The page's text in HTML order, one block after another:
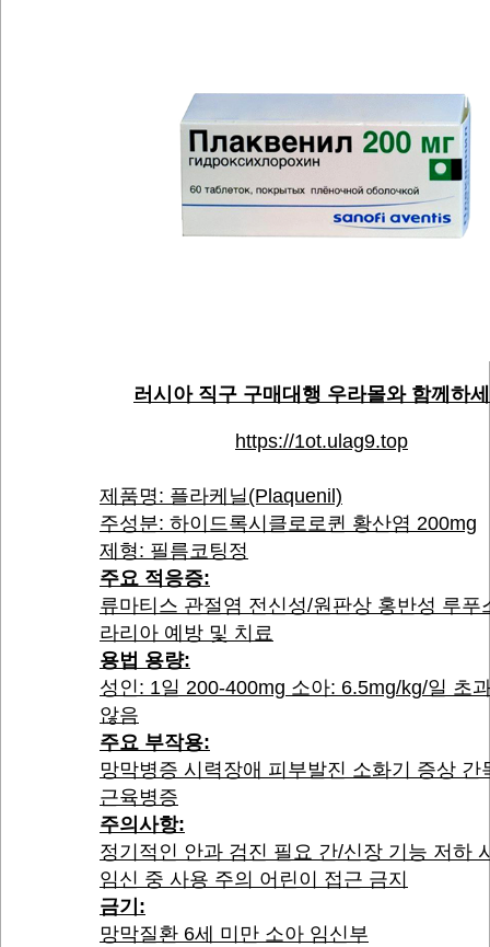
러시아 직구 구매대행 우라몰와 함께하
https://1ot.ulag9.top
제품명: 플라케닐(Plaquenil)
주성분: 하이드록시클로로퀸 황산염 200mg
제형: 필름코팅정
주요 적응증:
류마티스 관절염 전신성/원판상 홍반성 루푸
라리아 예방 및 치료
용법 용량:
성인: 1일 200-400mg 소아: 6.5mg/kg/일 초
않음
주요 부작용:
망막병증 시력장애 피부발진 소화기 증상 간
근육병증
주의사항:
정기적인 안과 검진 필요 간/신장 기능 저하
임신 중 사용 주의 어린이 접근 금지
금기:
망막질환 6세 미만 소아 임신부